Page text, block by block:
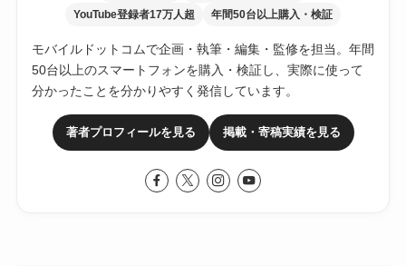
YouTube登録者17万人超 年間50台以上購入・検証
モバイルドットコムで企画・執筆・編集・監修を担当。年間
50台以上のスマートフォンを購入・検証し、実際に使って
分かったことを分かりやすく発信しています。
著者プロフィールを見る 掲載・寄稿実績を見る